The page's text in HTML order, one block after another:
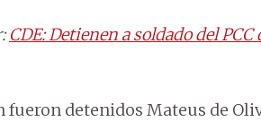
CDE: Detienen a soldado del
fueron detenidos Mateus de